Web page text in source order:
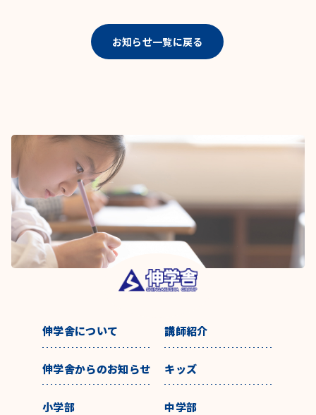
お知らせ一覧に戻る
伸学舎について 講師紹介
伸学舎からのお知らせ キッズ
小学部 中学部